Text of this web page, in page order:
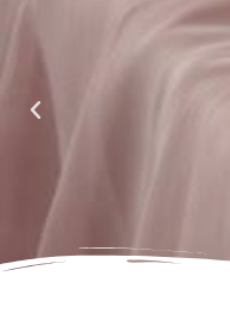
reinterpretata in chiave
richieste di noi mamme.